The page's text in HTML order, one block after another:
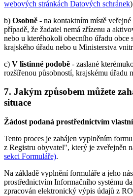
webových stránkách Datových schránek
b) Osobně - na kontaktním místě
případě, že žadatel nemá zřízenu a
nebo u kteréhokoli obecního úřadu obce
krajského úřadu nebo u Ministerstva
c) V listinné podobě - zaslané
rozšířenou působností, krajskému úřadu
7. Jakým způsobem můžete
situace
Žádost podaná prostřednictvím
Tento proces je zahájen vyplněním
z Registru obyvatel", který je zveřejněn
sekci Formuláře).
Na základě vyplnění formuláře a jeho
prostřednictvím Informačního systému
zpracován elektronický výpis údajů z